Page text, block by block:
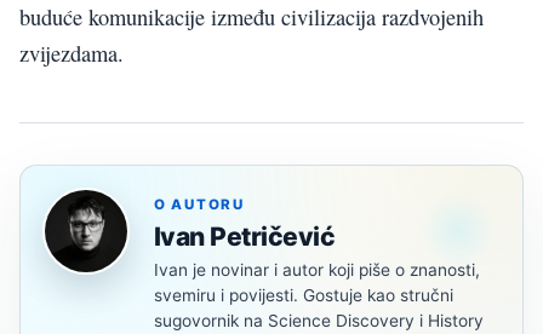
buduće komunikacije između civilizacija razdvojenih
zvijezdama.
O AUTORU
Ivan Petričević
Ivan je novinar i autor koji piše o znanosti,
svemiru i povijesti. Gostuje kao stručni
sugovornik na Science Discovery i History